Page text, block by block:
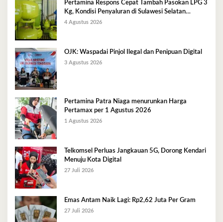
Pertamina Respons Cepat Tambah Pasokan LPG 3
Kg, Kondisi Penyaluran di Sulawesi Selatan
Berlangsung Kondusif
4 Agustus 2026
OJK: Waspadai Pinjol Ilegal dan Penipuan Digital
3 Agustus 2026
Pertamina Patra Niaga menurunkan Harga
Pertamax per 1 Agustus 2026
1 Agustus 2026
Telkomsel Perluas Jangkauan 5G, Dorong Kendari
Menuju Kota Digital
27 Juli 2026
Emas Antam Naik Lagi: Rp2,62 Juta Per Gram
27 Juli 2026